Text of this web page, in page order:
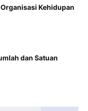
Kehidupan
dan Satuan